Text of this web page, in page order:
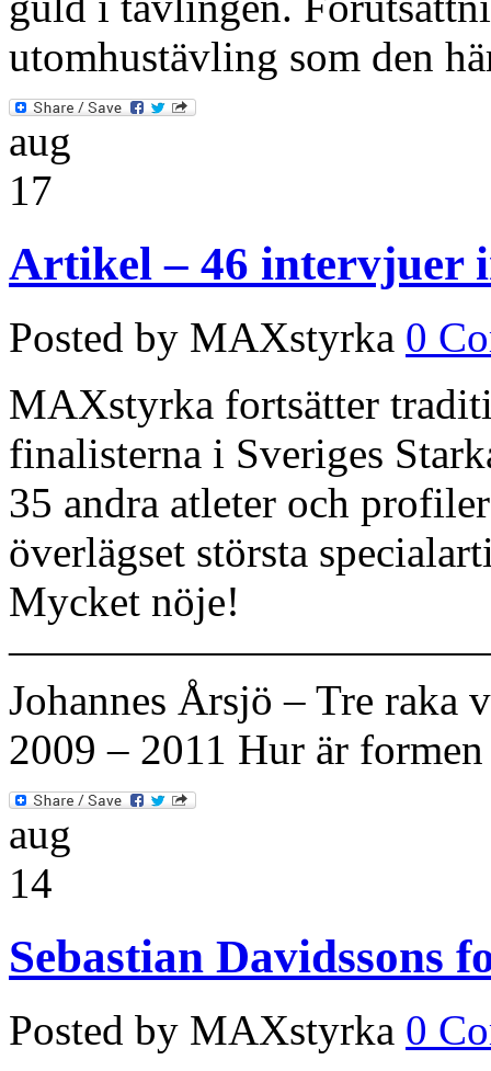
utomhustävling som den
aug
17
Artikel – 46 intervjuer
Posted by MAXstyrka 0
MAXstyrka fortsätter
finalisterna i Sveriges
35 andra atleter och
överlägset största
Mycket nöje!
Johannes Årsjö – Tre raka
2009 – 2011 Hur är
aug
14
Sebastian Davidssons
Posted by MAXstyrka 0